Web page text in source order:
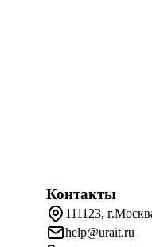
Контакты
111123,
help@urait.ru